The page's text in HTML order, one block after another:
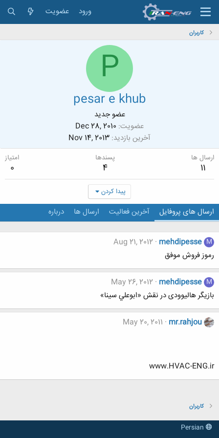
ورود عضویت
کاربران
P
pesar e khub
عضو جدید
عضویت Dec 28, 2010
آخرین بازدید Nov 14, 2013
ارسال ها
11
پسندها
4
امتیاز
0
پیدا کردن
ارسال های پروفایل آخرین فعالیت ارسال ها درباره
M
mehdipesse
Aug 21, 2012
رموز فروش موفق
M
mehdipesse
May 26, 2012
بازیگر هالیوودی در نقش «ابوعلي سينا»
mr.rahjou
May 20, 2011
www.HVAC-ENG.ir
کاربران